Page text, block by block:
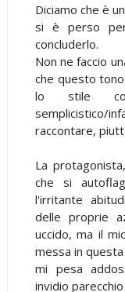
Diciamo che è
si è perso
concluderlo.
Non ne faccio
che questo
lo stile
semplicistico/
raccontare,
La
che si
l'irritante
delle proprie
uccido, ma il
messa in
mi pesa
invidio